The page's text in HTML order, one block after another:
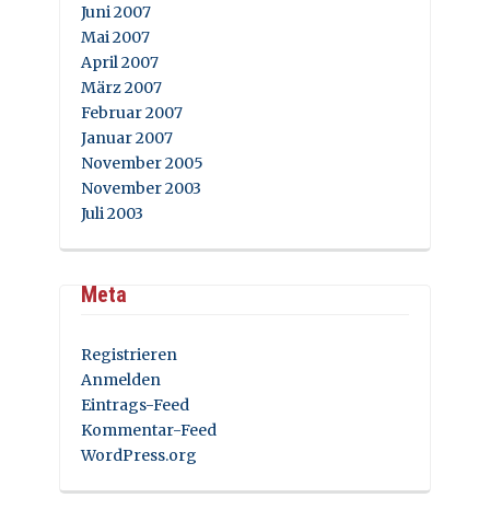
Juni 2007
Mai 2007
April 2007
März 2007
Februar 2007
Januar 2007
November 2005
November 2003
Juli 2003
Meta
Registrieren
Anmelden
Eintrags-Feed
Kommentar-Feed
WordPress.org